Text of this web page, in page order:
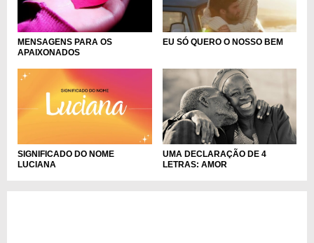
MENSAGENS PARA OS
APAIXONADOS
EU SÓ QUERO O NOSSO BEM
SIGNIFICADO DO NOME
LUCIANA
UMA DECLARAÇÃO DE 4
LETRAS: AMOR